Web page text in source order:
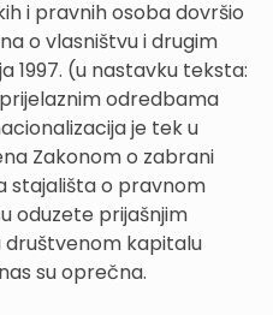
i pravnih osoba dovršio
o vlasništvu i drugim
1997. (u nastavku teksta:
odredbama
je tek u
Zakonom o zabrani
stajališta o pravnom
oduzete prijašnjim
društvenom kapitalu
su oprečna.